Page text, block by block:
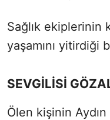
Sağlık ekiplerinin
yaşamını yitirdiği
SEVGİLİSİ
Ölen kişinin